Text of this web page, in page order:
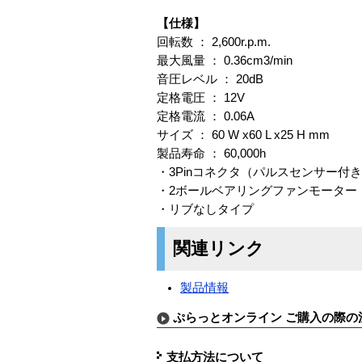
【仕様】
回転数 ： 2,600r.p.m.
最大風量 ： 0.36cm3/min
音圧レベル ： 20dB
定格電圧 ： 12V
定格電流 ： 0.06A
サイズ ： 60 W x60 L x25 H mm
製品寿命 ： 60,000h
・3Pinコネクタ（パルスセンサー付き
・2ボールベアリングファンモーター
・リブなしタイプ
関連リンク
製品情報
ぷらっとオンライン ご購入の際の
支払方法について